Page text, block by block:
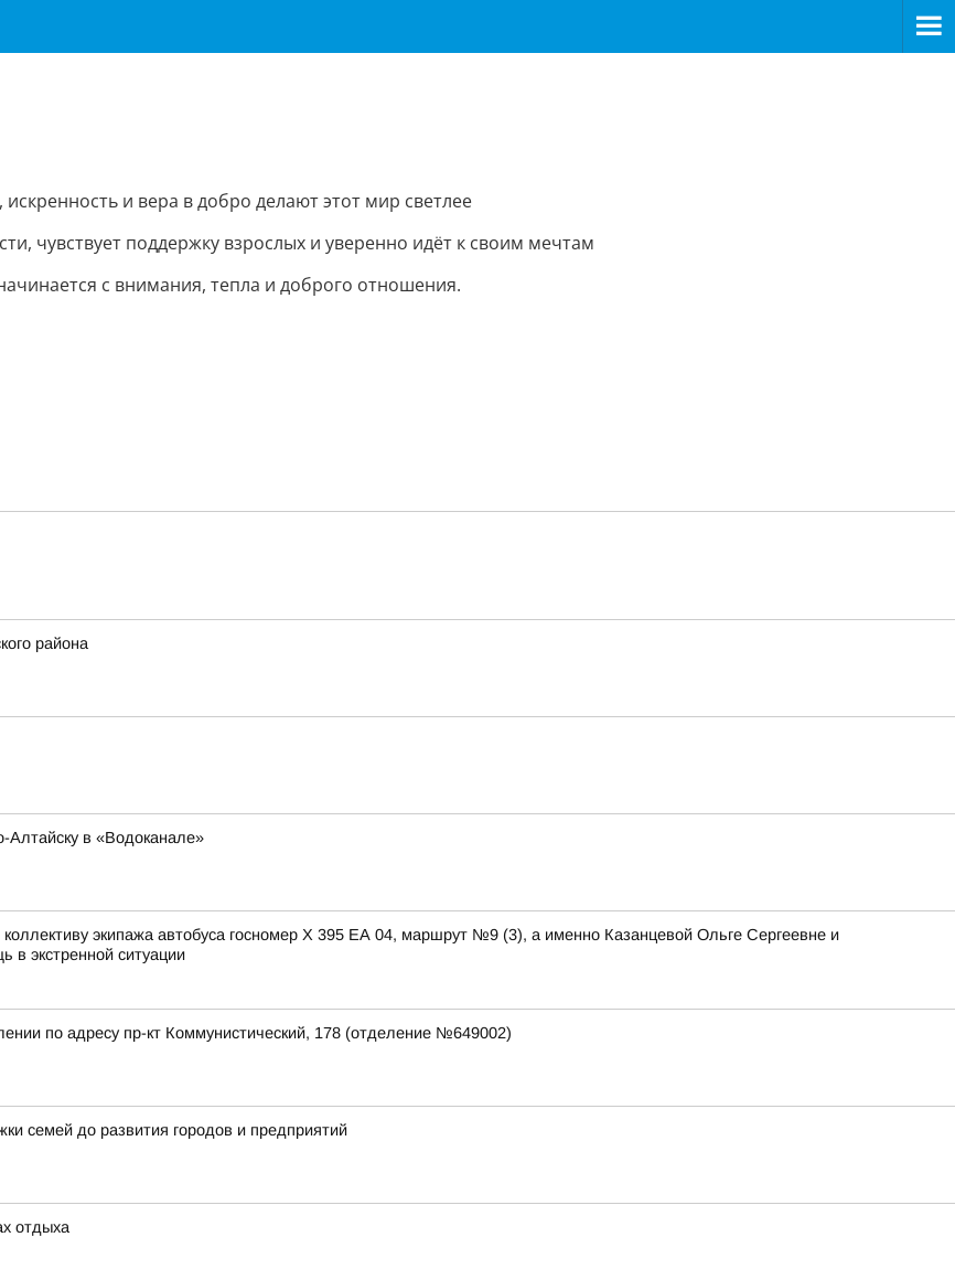
и вера в добро делают этот мир светлее
чувствует поддержку взрослых и уверенно идёт к своим мечтам
с внимания, тепла и доброго отношения.
района
Алтайску в «Водоканале»
экипажа автобуса госномер X 395 ЕА 04, маршрут №9 (3), а именно Казанцевой Ольге Сергеевне и
в экстренной ситуации
по адресу пр-кт Коммунистический, 178 (отделение №649002)
семей до развития городов и предприятий
отдыха